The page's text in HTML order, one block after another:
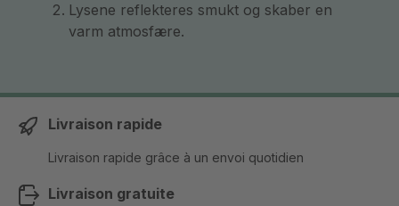
Lysene reflekteres smukt og skaber en
varm atmosfære.
Livraison rapide
Livraison rapide grâce à un envoi quotidien
Livraison gratuite